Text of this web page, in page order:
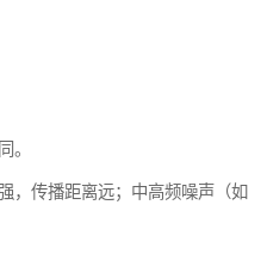
。
，传播距离远；中高频噪声（如